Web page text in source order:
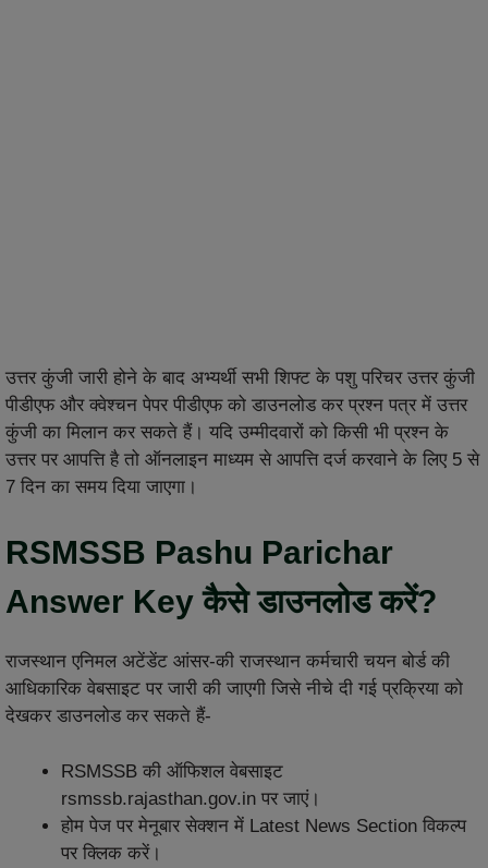
उत्तर कुंजी जारी होने के बाद अभ्यर्थी सभी शिफ्ट के पशु परिचर उत्तर कुंजी
पीडीएफ और क्वेश्चन पेपर पीडीएफ को डाउनलोड कर प्रश्न पत्र में उत्तर
कुंजी का मिलान कर सकते हैं। यदि उम्मीदवारों को किसी भी प्रश्न के
उत्तर पर आपत्ति है तो ऑनलाइन माध्यम से आपत्ति दर्ज करवाने के लिए 5 से
7 दिन का समय दिया जाएगा।
RSMSSB Pashu Parichar
Answer Key कैसे डाउनलोड करें?
राजस्थान एनिमल अटेंडेंट आंसर-की राजस्थान कर्मचारी चयन बोर्ड की
आधिकारिक वेबसाइट पर जारी की जाएगी जिसे नीचे दी गई प्रक्रिया को
देखकर डाउनलोड कर सकते हैं-
RSMSSB की ऑफिशल वेबसाइट
rsmssb.rajasthan.gov.in पर जाएं।
होम पेज पर मेनूबार सेक्शन में Latest News Section विकल्प
पर क्लिक करें।